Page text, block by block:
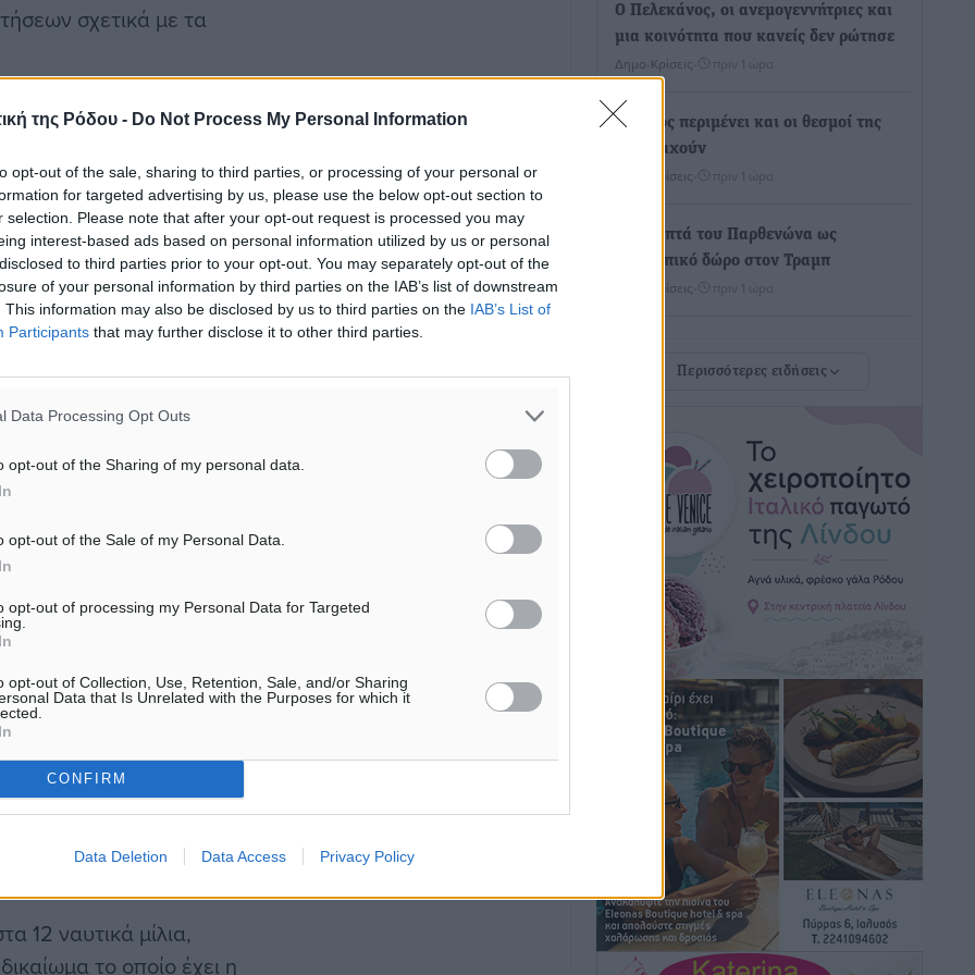
της Ρόδου - Do Not Process My Personal Information
opt-out of the sale, sharing to third parties, or processing of your personal or
for targeted advertising by us, please use the below opt-out section to
selection. Please note that after your opt-out request is processed you may
interest-based ads based on personal information utilized by us or personal
to third parties prior to your opt-out. You may separately opt-out of the
of your personal information by third parties on the IAB’s list of downstream
This information may also be disclosed by us to third parties on the IAB’s List of
Participants that may further disclose it to other third parties.
Data Processing Opt Outs
opt-out of the Sharing of my personal data.
opt-out of the Sale of my Personal Data.
opt-out of processing my Personal Data for Targeted
opt-out of Collection, Use, Retention, Sale, and/or Sharing
Data that Is Unrelated with the Purposes for which it
CONFIRM
Data Deletion Data Access Privacy Policy
σχετικά με τα
σε εποικοδομητικό
ένα καθεστώς
θα οδηγήσει σε μία
κάθε περίπτωση,
και αφορά
μέτρα οικοδόμησης
προς τούτο,
οικοδόμησης
και εμπορικών,
που θα τηρήσει η
ή οποιασδήποτε
αδύνατο να υπάρξει
Εξωτερικών.
στο να οικοδομηθεί
σεισμό του
η οποία μπορεί να
η διαφορά για την
και της
ότι η Ελλάδα
και ερείδεται η
δεν πρόκειται να
με όσα απονέμει το
Γεραπετρίτης.
12 ναυτικά μίλια,
το οποίο έχει η
Ο Πελεκάνος, οι ανεμογεννήτριες και
μια κοινότητα που κανείς δεν ρώτησε
Δημο-Κρίσεις πριν 1 ώρα
Η Ρόδος περιμένει και οι θεσμοί της
λογομαχούν
Δημο-Κρίσεις πριν 1 ώρα
Τα Γλυπτά του Παρθενώνα ως
προσωπικό δώρο στον Τραμπ
Δημο-Κρίσεις πριν 1 ώρα
λίστα των 7 θαυμάτων της αναμονής
ΣΕΤΕ: Σημαντική θεσμική εξέλιξη η
ΚΥΑ για το ΕΧΠ για τον τουρισμό
• πριν 1 ώρα
Γ. Χατζημάρκος: “Δύο μεγάλες
δεσμεύσεις Γεωργιάδη” – Κίνητρα για
τους γιατρούς των νησιών και
συνεργασία Ρόδου με το Αττικόν για το
Ακτινοθεραπευτικό
Τοπικές Ειδήσεις πριν 2 ώρες
Σούπερ μάρκετ: Διευρύνεται η εθνική
πρωτοβουλία για τις τιμές – Eρχονται
νέες συμμετοχές εταιρειών
• πριν 2 ώρες
Συνελήφθησαν έξι άτομα για
ηχορύπανση από καταστήματα στο
Νότιο Αιγαίο
Περισσότερες ειδήσεις